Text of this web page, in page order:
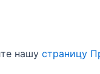
нашу страницу